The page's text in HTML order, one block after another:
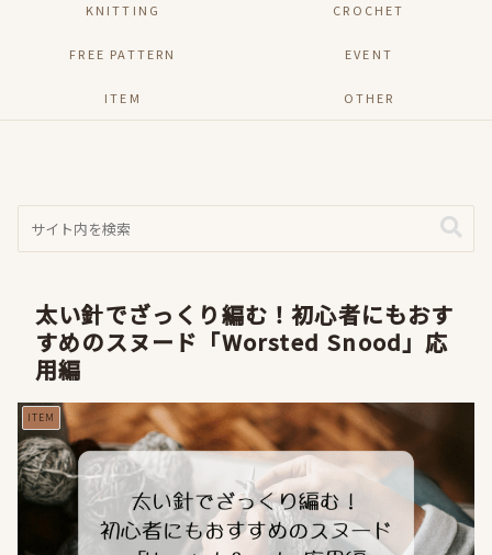
KNITTING CROCHET
FREE PATTERN EVENT
ITEM OTHER
太い針でざっくり編む！初心者にもおす
すめのスヌード「Worsted Snood」応
用編
ITEM